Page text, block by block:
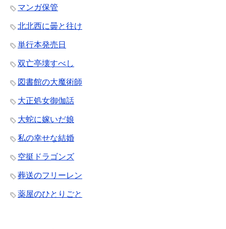
マンガ保管
北北西に曇と往け
単行本発売日
双亡亭壊すべし
図書館の大魔術師
大正処女御伽話
大蛇に嫁いだ娘
私の幸せな結婚
空挺ドラゴンズ
葬送のフリーレン
薬屋のひとりごと